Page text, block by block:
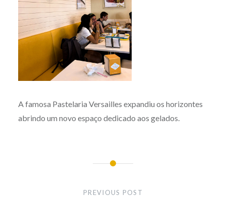
A famosa Pastelaria Versailles expandiu os horizontes
abrindo um novo espaço dedicado aos gelados.
PREVIOUS POST